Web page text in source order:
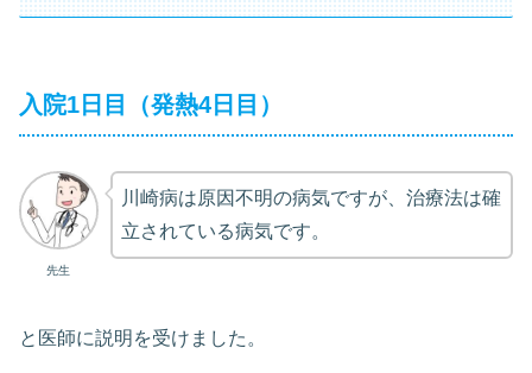
入院1日目（発熱4日目）
先生
川崎病は原因不明の病気ですが、治療法は確
立されている病気です。
と医師に説明を受けました。